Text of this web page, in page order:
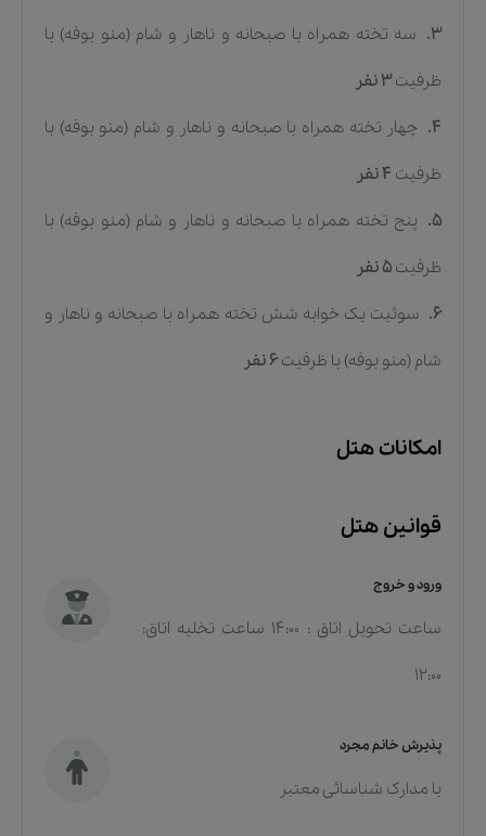
3. سه تخته همراه با صبحانه و ناهار و شام (منو بوفه) با
ظرفیت 3 نفر
4. چهار تخته همراه با صبحانه و ناهار و شام (منو بوفه) با
ظرفیت 4 نفر
5. پنج تخته همراه با صبحانه و ناهار و شام (منو بوفه) با
ظرفیت 5 نفر
6. سوئیت یک خوابه شش تخته همراه با صبحانه و ناهار و
شام (منو بوفه) با ظرفیت 6 نفر
امکانات هتل
قوانین هتل
ورود و خروج
ساعت تحویل اتاق : 14:00 ساعت تخلیه اتاق:
12:00
پذیرش خانم مجرد
با مدارک شناسائی معتبر